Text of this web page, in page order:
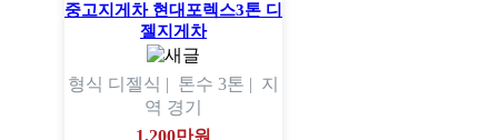
중고지게차 현대포렉스3톤 디
젤지게차
형식 디젤식 | 톤수 3톤 | 지
역 경기